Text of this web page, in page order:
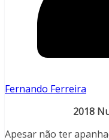
Fernando Ferreira
2018
Apesar não ter